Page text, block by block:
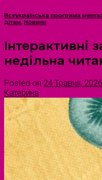
Всеукраїнська програма
дітям, Новини
Інтерактивні
недільна
Posted on 24 Травня, 2026
Катерина